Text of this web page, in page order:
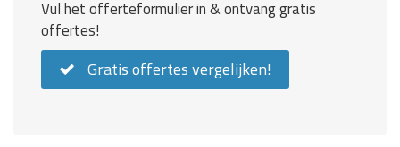
Vul het offerteformulier in & ontvang gratis
offertes!
Gratis offertes vergelijken!